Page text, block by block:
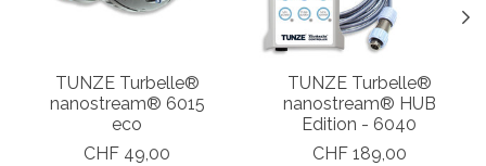
TUNZE Turbelle®
nanostream® 6015
eco
CHF 49,00
TUNZE Turbelle®
nanostream® HUB
Edition - 6040
CHF 189,00